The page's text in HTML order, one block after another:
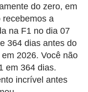
do zero, em
recebemos a
na F1 no dia 07
364 dias antes do
2026. Você não
em 364 dias.
incrível antes